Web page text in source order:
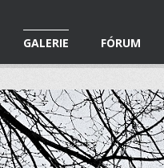
GALERIE FÓRUM